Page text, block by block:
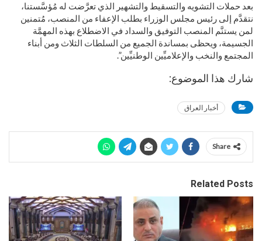
بعد حملات التشويه والتسقيط والتشهير الذي تعرَّضت له مُؤسَّستنا،
نتقدَّم إلى رئيس مجلس الوزراء بطلب الإعفاء من المنصب، مُتمنين
لمن يستنَّم المنصب التوفيق والسداد في الاضطلاع بهذه المهمَّة
الجسيمة، ويحظى بمساندة الجميع من السلطات الثلاث ومن أبناء
المجتمع والنخب والإعلاميِّين الوطنيِّين”.
شارك هذا الموضوع:
أخبار العراق
Share
Related Posts